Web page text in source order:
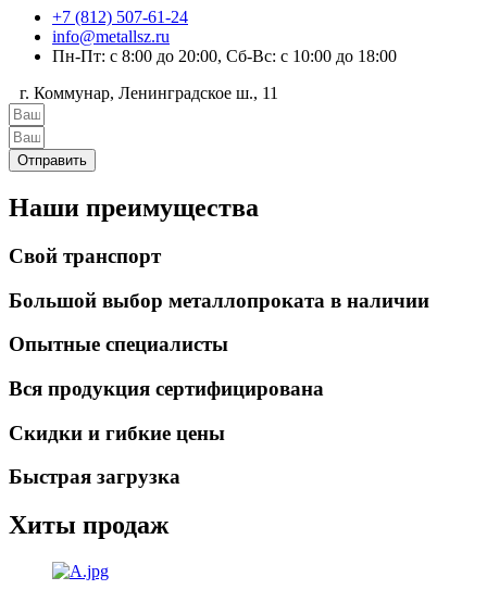
+7 (812) 507-61-24
info@metallsz.ru
Пн-Пт: с 8:00 до 20:00, Сб-Вс: с 10:00 до 18:00
г. Коммунар, Ленинградское ш., 11
Отправить
Наши преимущества
Свой транспорт
Большой выбор металлопроката в наличии
Опытные специалисты
Вся продукция сертифицирована
Скидки и гибкие цены
Быстрая загрузка
Хиты продаж